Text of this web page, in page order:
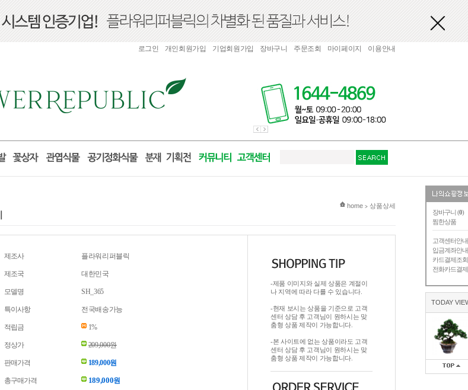
장바구니 (0)
찜한상품
고객센터안내
입금계좌안내
카드결제조회
전화카드결제
TODAY
로그인 개인회원가입 기업회원가입 장바구니 주문조회 마이페이지 이용안내
현재 위치
home > 상품상세
제조사 플라워리퍼블릭
제조국 대한민국
모델명 SH_365
특이사항 전국배송가능
적립금 1%
정상가 209,000원
판매가격 189,000원
총구매가격 189,000원
-제품 이미지와 실제 상품은 계절이
나 지역에 따라 다를 수 있습니다.
-현재 보시는 상품을 기준으로 고객
센터 상담 후 고객님이 원하시는 맞
춤형 상품 제작이 가능합니다.
-본 사이트에 없는 상품이라도 고객
센터 상담 후 고객님이 원하시는 맞
춤형 상품 제작이 가능합니다.